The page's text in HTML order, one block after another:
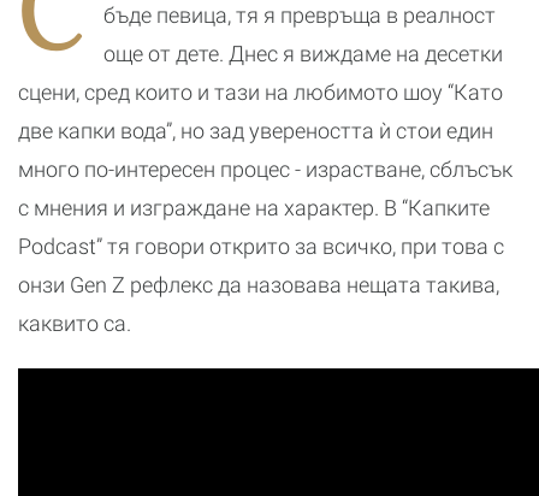
бъде певица, тя я превръща в реалност
още от дете. Днес я виждаме на десетки
сцени, сред които и тази на любимото шоу “Като
две капки вода”, но зад увереността ѝ стои един
много по-интересен процес - израстване, сблъсък
с мнения и изграждане на характер. В “Капките
Podcast” тя говори открито за всичко, при това с
онзи Gen Z рефлекс да назовава нещата такива,
каквито са.